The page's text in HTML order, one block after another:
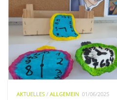
AKTUELLES /ALLGEMEIN 01/06/2025